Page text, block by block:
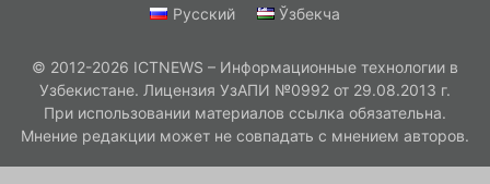
Русский Ўзбекча
© 2012-2026 ICTNEWS – Информационные технологии в
Узбекистане. Лицензия УзАПИ №0992 от 29.08.2013 г.
При использовании материалов ссылка обязательна.
Мнение редакции может не совпадать с мнением авторов.